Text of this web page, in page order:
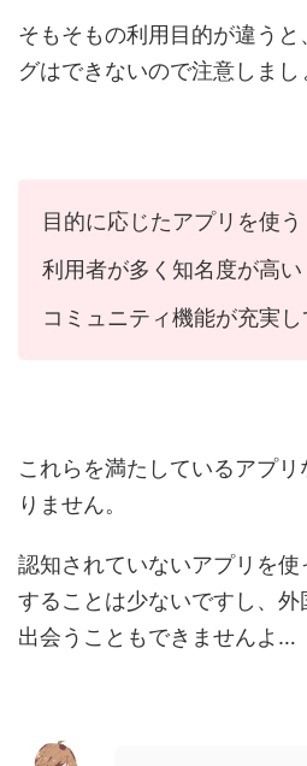
そもそもの利用目的が違う
グはできないので注意しまし
目的に応じたアプリを使う
利用者が多く知名度が高い
コミュニティ機能が充実し
これらを満たしているアプ
りません。
認知されていないアプリを
することは少ないですし、外
出会うこともできませんよ…